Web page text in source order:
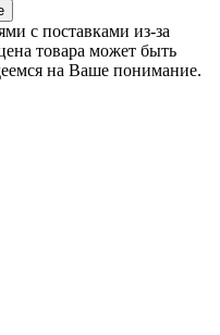
с поставками из-за
товара может быть
на Ваше понимание.